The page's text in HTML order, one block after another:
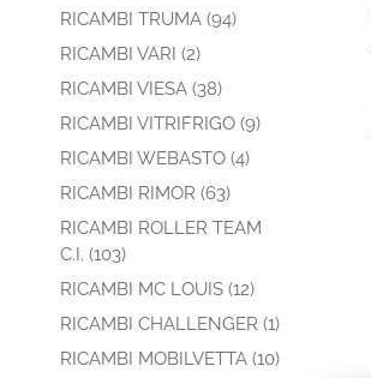
RICAMBI TRUMA (94)
RICAMBI VARI (2)
RICAMBI VIESA (38)
RICAMBI VITRIFRIGO (9)
RICAMBI WEBASTO (4)
RICAMBI RIMOR (63)
RICAMBI ROLLER TEAM
C.I. (103)
RICAMBI MC LOUIS (12)
RICAMBI CHALLENGER (1)
RICAMBI MOBILVETTA (10)